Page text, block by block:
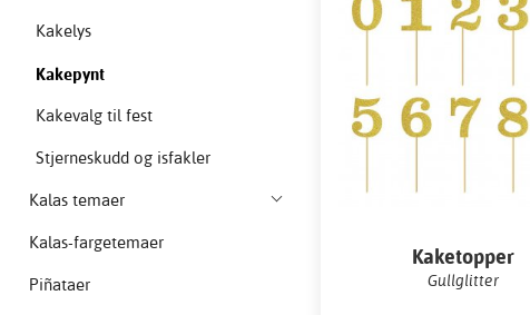
Kakelys
Kakepynt
Kakevalg til fest
Stjerneskudd og isfakler
Kalas temaer
Kalas-fargetemaer
Piñataer
Kaketopper
Gullglitter